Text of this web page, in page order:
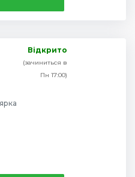
Відкрито
(зачиниться в
Пн 17:00)